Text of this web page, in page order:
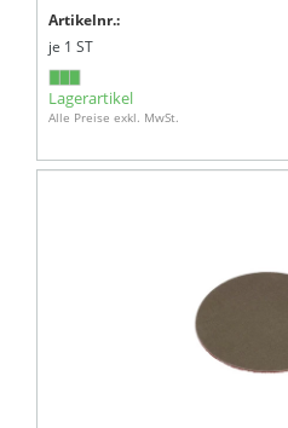
Artikelnr.:
je 1 ST
Lagerartikel
Alle Preise exkl. MwSt.